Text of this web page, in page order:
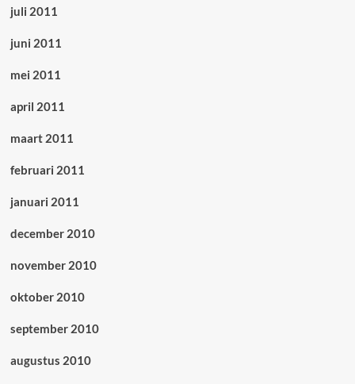
juli 2011
juni 2011
mei 2011
april 2011
maart 2011
februari 2011
januari 2011
december 2010
november 2010
oktober 2010
september 2010
augustus 2010